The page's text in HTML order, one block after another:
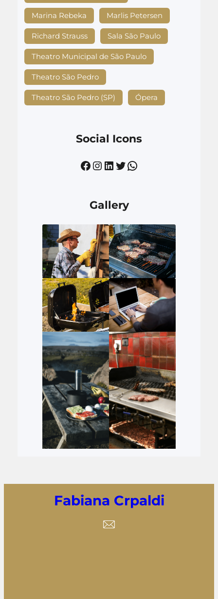
Marina Rebeka Marlis Petersen
Richard Strauss Sala São Paulo
Theatro Municipal de São Paulo
Theatro São Pedro
Theatro São Pedro (SP) Ópera
Social Icons
Facebook Instagram LinkedIn Twitter WhatsApp
Gallery
Fabiana Crpaldi